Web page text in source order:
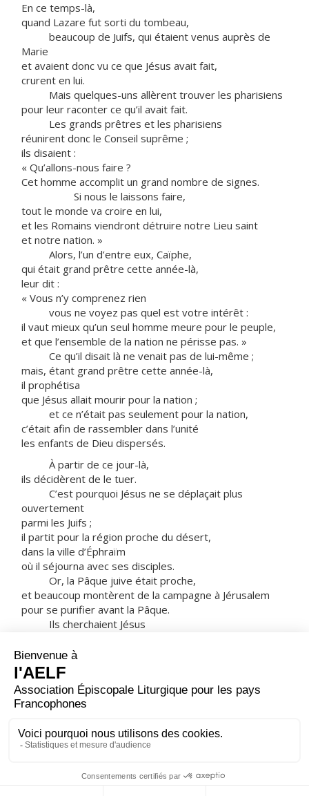
En ce temps-là,
quand Lazare fut sorti du tombeau,
beaucoup de Juifs, qui étaient venus auprès de
Marie
et avaient donc vu ce que Jésus avait fait,
crurent en lui.
Mais quelques-uns allèrent trouver les pharisiens
pour leur raconter ce qu’il avait fait.
Les grands prêtres et les pharisiens
réunirent donc le Conseil suprême ;
ils disaient :
« Qu’allons-nous faire ?
Cet homme accomplit un grand nombre de signes.
Si nous le laissons faire,
tout le monde va croire en lui,
et les Romains viendront détruire notre Lieu saint
et notre nation. »
Alors, l’un d’entre eux, Caïphe,
qui était grand prêtre cette année-là,
leur dit :
« Vous n’y comprenez rien
vous ne voyez pas quel est votre intérêt :
il vaut mieux qu’un seul homme meure pour le peuple,
et que l’ensemble de la nation ne périsse pas. »
Ce qu’il disait là ne venait pas de lui-même ;
mais, étant grand prêtre cette année-là,
il prophétisa
que Jésus allait mourir pour la nation ;
et ce n’était pas seulement pour la nation,
c’était afin de rassembler dans l’unité
les enfants de Dieu dispersés.
À partir de ce jour-là,
ils décidèrent de le tuer.
C’est pourquoi Jésus ne se déplaçait plus
ouvertement
parmi les Juifs ;
il partit pour la région proche du désert,
dans la ville d’Éphraïm
où il séjourna avec ses disciples.
Or, la Pâque juive était proche,
et beaucoup montèrent de la campagne à Jérusalem
pour se purifier avant la Pâque.
Ils cherchaient Jésus
« Qu’en pensez-vous ?
Il ne viendra sûrement pas à la fête ! »
Les grands prêtres et les pharisiens avaient
donné des ordres :
quiconque saurait où il était devait le dénoncer,
pour qu’on puisse l’arrêter.
– Acclamons la Parole de Dieu.